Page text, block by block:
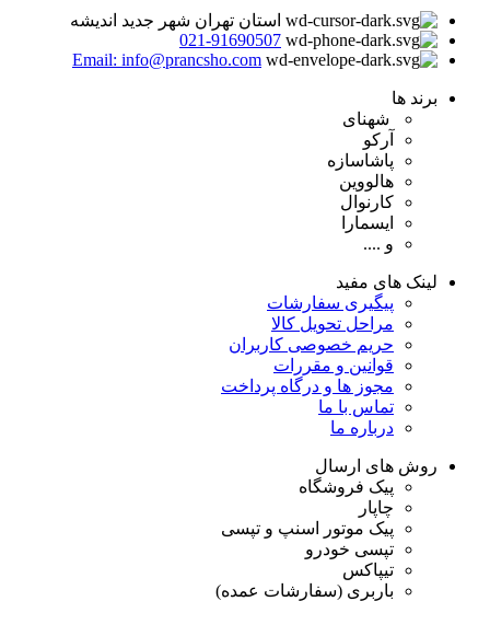
استان تهران شهر جدید اندیشه
021-91690507
Email: info@prancsho.com
برند ها
شهنای
آرکو
پاشاسازه
هالووین
کارنوال
ایسمارا
و ....
لینک های مفید
پیگیری سفارشات
مراحل تحویل کالا
حریم خصوصی کاربران
قوانین و مقررات
مجوز ها و درگاه پرداخت
تماس با ما
درباره ما
روش های ارسال
پیک فروشگاه
چاپار
پیک موتور اسنپ و تپسی
تپسی خودرو
تیپاکس
باربری (سفارشات عمده)